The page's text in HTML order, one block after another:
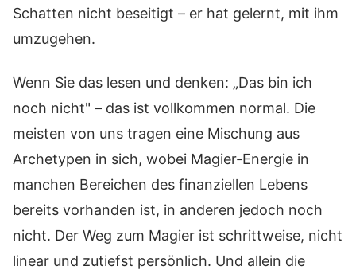
Schatten nicht beseitigt – er hat gelernt, mit ihm
umzugehen.
Wenn Sie das lesen und denken: „Das bin ich
noch nicht" – das ist vollkommen normal. Die
meisten von uns tragen eine Mischung aus
Archetypen in sich, wobei Magier-Energie in
manchen Bereichen des finanziellen Lebens
bereits vorhanden ist, in anderen jedoch noch
nicht. Der Weg zum Magier ist schrittweise, nicht
linear und zutiefst persönlich. Und allein die